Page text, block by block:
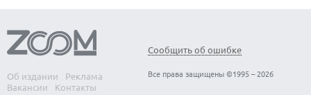
Об издании
Реклама
Вакансии
Контакты
Сообщить об ошибке
Все права защищены ©1995 – 2026